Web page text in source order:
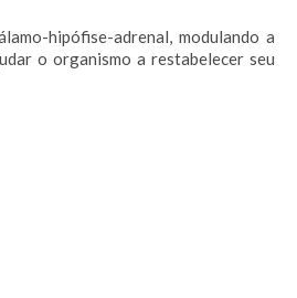
hipófise-adrenal, modulando a
o organismo a restabelecer seu